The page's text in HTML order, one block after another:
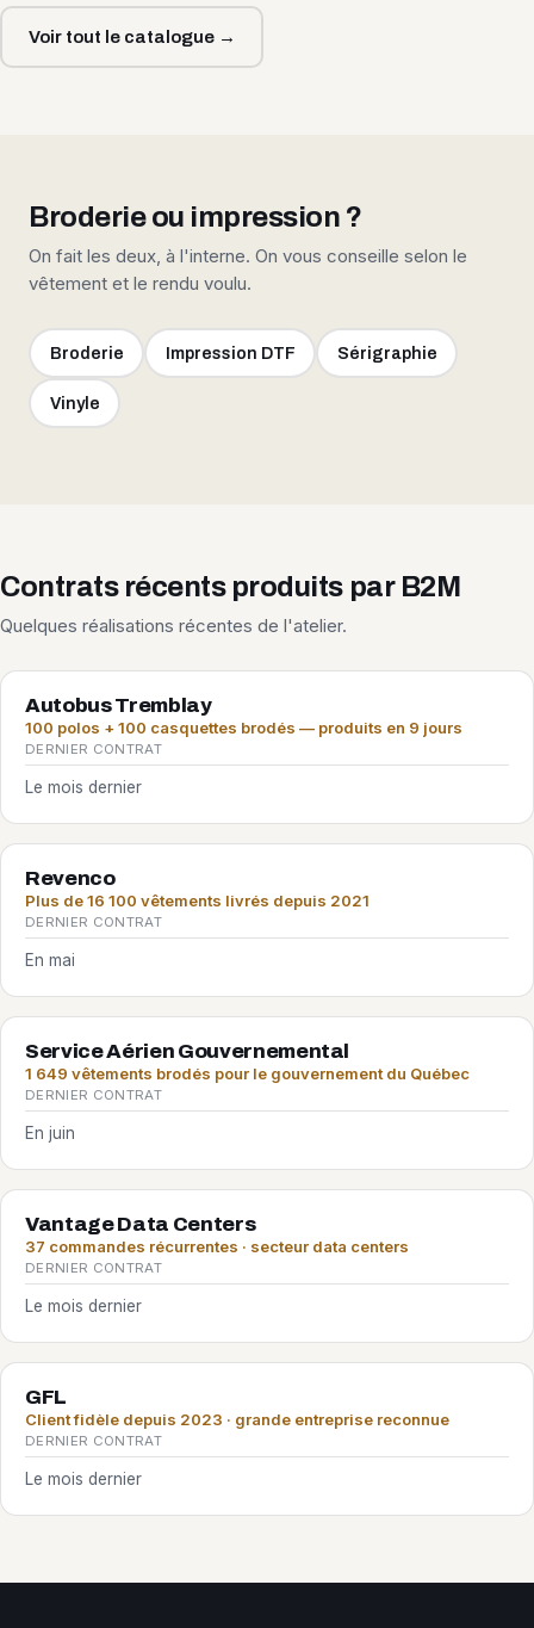
Voir tout le catalogue →
Broderie ou impression ?
On fait les deux, à l'interne. On vous conseille selon le
vêtement et le rendu voulu.
Broderie Impression DTF Sérigraphie
Vinyle
Contrats récents produits par B2M
Quelques réalisations récentes de l'atelier.
Autobus Tremblay
100 polos + 100 casquettes brodés — produits en 9 jours
DERNIER CONTRAT
Le mois dernier
Revenco
Plus de 16 100 vêtements livrés depuis 2021
DERNIER CONTRAT
En mai
Service Aérien Gouvernemental
1 649 vêtements brodés pour le gouvernement du Québec
DERNIER CONTRAT
En juin
Vantage Data Centers
37 commandes récurrentes · secteur data centers
DERNIER CONTRAT
Le mois dernier
GFL
Client fidèle depuis 2023 · grande entreprise reconnue
DERNIER CONTRAT
Le mois dernier